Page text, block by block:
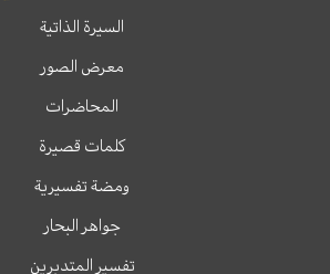
السيرة الذاتية
معرض الصور
المحاضرات
كلمات قصيرة
ومضة تفسيرية
جواهر البحار
تفسير المتدبرين